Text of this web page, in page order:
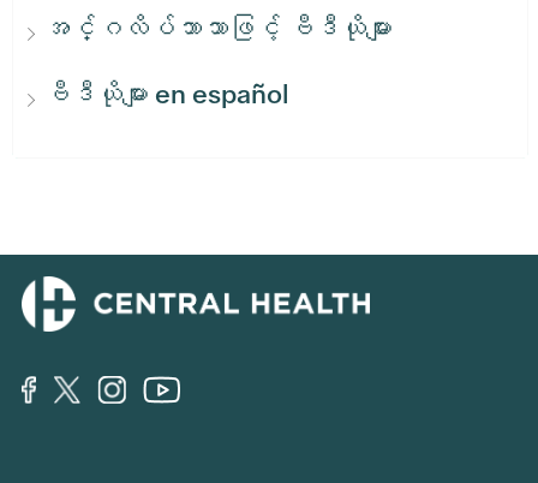
အင်္ဂလိပ်ဘာသာဖြင့် ဗီဒီယိုများ
ဗီဒီယိုများ en español